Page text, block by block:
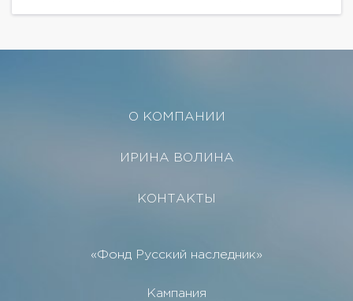
О КОМПАНИИ
ИРИНА ВОЛИНА
КОНТАКТЫ
«Фонд Русский наследник»
Кампания